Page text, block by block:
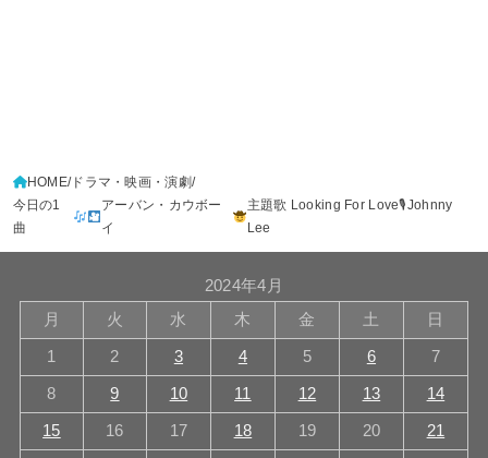
HOME ドラマ・映画・演劇
今日の1
曲
アーバン・カウボー
イ
主題歌 Looking For Love🎙Johnny
Lee
2024年4月
月
火 水 木 金 土 日
1 2 3 4 5 6 7
8 9 10 11 12 13 14
15 16 17 18 19 20 21